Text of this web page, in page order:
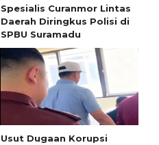
Spesialis Curanmor Lintas
Daerah Diringkus Polisi di
SPBU Suramadu
Usut Dugaan Korupsi